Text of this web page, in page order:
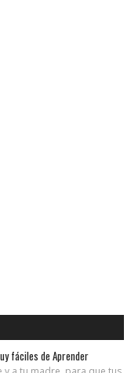
fáciles de Aprender